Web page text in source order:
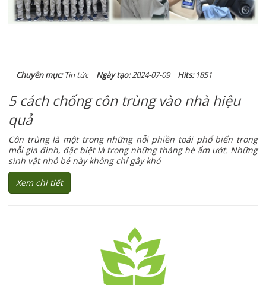
Chuyên mục:Tin tức Ngày tạo:2024-07-09 Hits: 1851
5 cách chống côn trùng vào nhà hiệu
quả
Côn trùng là một trong những nỗi phiền toái phổ biến trong
mỗi gia đình, đặc biệt là trong những tháng hè ẩm ướt. Những
sinh vật nhỏ bé này không chỉ gây khó
Xem chi tiết